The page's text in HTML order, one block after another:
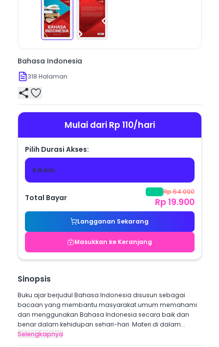
Bahasa Indonesia
318 Halaman
Mulai dari Rp 110/hari
Pilih Durasi Akses:
6 Bulan
Total Bayar
Rp 54.000
Rp 19.900
Langganan Sekarang
Masukkan ke Keranjang
Sinopsis
Buku ajar berjudul Bahasa Indonesia disusun sebagai
bacaan yang membantu masyarakat umum memahami
dan menggunakan Bahasa Indonesia secara baik dan
benar dalam kehidupan sehari-hari. Materi di dalam...
Selengkapnya
yang ingin memperdalam keterampilan berbahasa
secara praktis dan aplikatif.